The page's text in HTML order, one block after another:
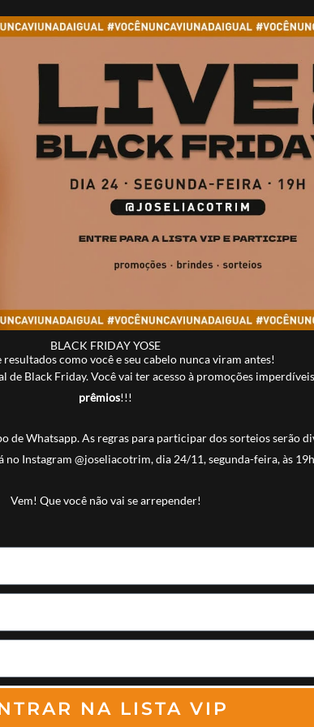
BLACK FRIDAY YOSE
resultados como você e seu cabelo nunca viram antes!
Black Friday. Você vai ter acesso à promoções
prêmios!!!
Whatsapp. As regras para participar dos sorteios serão
no Instagram @joseliacotrim, dia 24/11, segunda-feira, às
Vem! Que você não vai se arrepender!
NA LISTA VIP